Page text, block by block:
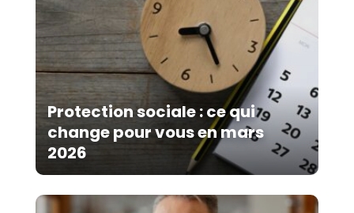
Protection sociale : ce qui
change pour vous en mars
2026